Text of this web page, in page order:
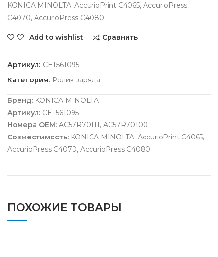
KONICA MINOLTA: AccurioPrint C4065, AccurioPress
C4070, AccurioPress C4080
Add to wishlist Сравнить
Артикул: CET561095
Категория: Ролик заряда
Бренд: KONICA MINOLTA
Артикул: CET561095
Номера OEM: AC57R70111, AC57R70100
Совместимость: KONICA MINOLTA: AccurioPrint C4065,
AccurioPress C4070, AccurioPress C4080
ПОХОЖИЕ ТОВАРЫ